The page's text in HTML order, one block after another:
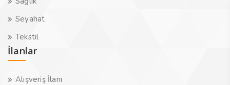
Seyahat
Tekstil
İlanlar
Alışveriş İlanı